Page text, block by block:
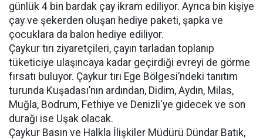
günlük 4 bin bardak çay ikram ediliyor. Ayrıca bin kişiye
çay ve şekerden oluşan hediye paketi, şapka ve
çocuklara da balon hediye ediliyor.
Çaykur tırı ziyaretçileri, çayın tarladan toplanıp
tüketiciye ulaşıncaya kadar geçirdiği evreyi de görme
fırsatı buluyor. Çaykur tırı Ege Bölgesi’ndeki tanıtım
turunda Kuşadası’nın ardından, Didim, Aydın, Milas,
Muğla, Bodrum, Fethiye ve Denizli'ye gidecek ve son
durağı ise Uşak olacak.
Çaykur Basın ve Halkla İlişkiler Müdürü Dündar Batık,